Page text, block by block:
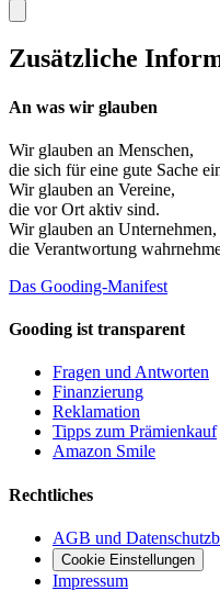
Zusätzliche
An was wir glauben
Wir glauben an Menschen,
die sich für eine gute Sache
Wir glauben an Vereine,
die vor Ort aktiv sind.
Wir glauben an Unternehmen,
die Verantwortung
Das Gooding-Manifest
Gooding ist transparent
Fragen und Antworten
Finanzierung
Reklamation
Tipps zum Prämienkauf
Amazon Smile
Rechtliches
AGB und
Cookie Einstellungen
Impressum